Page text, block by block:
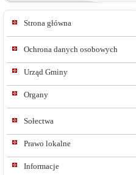
Strona główna
Ochrona danych osobowych
Urząd Gminy
Organy
Sołectwa
Prawo lokalne
Informacje